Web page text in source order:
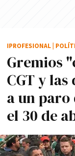
Gremios
CGT y
a un
el 30 de
IPROFESIONAL